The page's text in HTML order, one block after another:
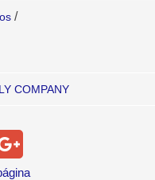
/
COMPANY